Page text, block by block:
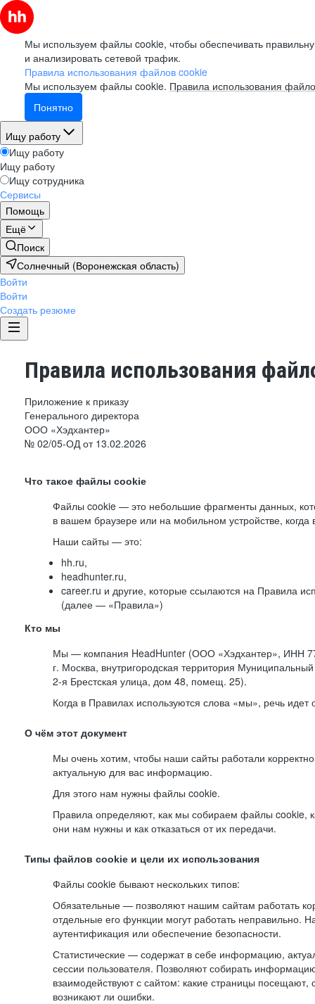
Мы используем файлы cookie, чтобы обеспечивать
и анализировать сетевой трафик.
Правила использования файлов cookie
Мы используем файлы cookie. Правила использования
Понятно
Ищу работу
Ищу работу
Ищу работу
Ищу сотрудника
Сервисы
Помощь
Ещё
Поиск
Солнечный (Воронежская область)
Войти
Войти
Создать резюме
Правила использования
Приложение к приказу
Генерального директора
ООО «Хэдхантер»
№ 02/05-ОД от 13.02.2026
Что такое файлы cookie
Файлы cookie — это небольшие фрагменты данных,
в вашем браузере или на мобильном устройстве,
Наши сайты — это:
hh.ru,
headhunter.ru,
career.ru и другие, которые ссылаются на Правила
(далее — «Правила»)
Кто мы
Мы — компания HeadHunter (ООО «Хэдхантер», ИНН
г. Москва, внутригородская территория Муниципальный
2-я Брестская улица, дом 48, помещ. 25).
Когда в Правилах используются слова «мы», речь
О чём этот документ
Мы очень хотим, чтобы наши сайты работали
актуальную для вас информацию.
Для этого нам нужны файлы cookie.
Правила определяют, как мы собираем файлы cookie,
они нам нужны и как отказаться от их передачи.
Типы файлов cookie и цели их использования
Файлы cookie бывают нескольких типов:
Обязательные — позволяют нашим сайтам работать
отдельные его функции могут работать неправильно.
аутентификация или обеспечение безопасности.
Статистические — содержат в себе информацию,
сессии пользователя. Позволяют собирать
взаимодействуют с сайтом: какие страницы посещают,
возникают ли ошибки.